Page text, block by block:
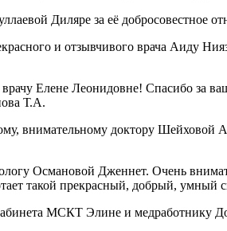
Диляре за её добросовестное
и отзывчивого врача Аиду
Елене Леонидовне! Спасибо за
Т.А.
внимательному доктору Шейховой
Османовой Дженнет. Очень
такой прекрасный, добрый, умный
МСКТ Элине и